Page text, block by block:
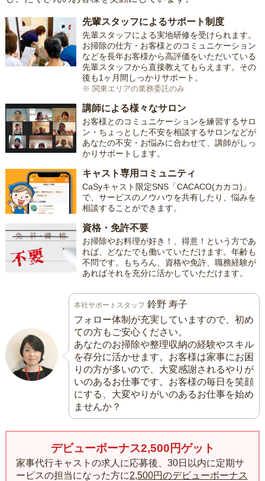
先輩スタッフによるサポート制度
先輩スタッフによる実地研修を受けられます。
お掃除の仕方・お客様とのコミュニケーション
などを長年お客様から高評価をいただいている
先輩スタッフから直接教えてもらえます。その
後も1ヶ月間しっかりサポート。
※ 関東エリアの業務委託のみ
講師による様々なサロン
お客様とのコミュニケーションを練習するサロ
ン・ちょっとした不安を相談するサロンなどが
あなたの不安・お悩みに合わせて、講師がしっ
かりサポートします。
キャスト専用コミュニティ
CaSyキャスト限定SNS「CACACO(カカコ)」
で、サービスのノウハウを共有したり、悩みを
相談することができます。
資格・免許不要
お掃除やお料理が好き！、得意！という方であ
れば、どなたでも働いていただけます。年齢も
不問です。もちろん、資格や免許、職務経験が
あればそれを充分に活かしていただけます。
本社サポートスタッフ 鈴野 寿子
フォロー体制が充実していますので、初め
ての方もご安心ください。
あなたのお掃除や整理収納の経験やスキル
を存分に活かせます。お客様は家事にお困
りの方が多いので、大変感謝されるやりが
いのあるお仕事です。お客様の毎日を笑顔
にする、大変やりがいのあるお仕事を始め
ませんか？
デビューボーナス2,500円ゲット
家事代行キャストの求人に応募後、30日以内に定期サ
ービスの担当になった方に2,500円のデビューボーナス